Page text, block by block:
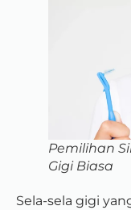
Pemilihan
Gigi Biasa
Sela-sela gigi